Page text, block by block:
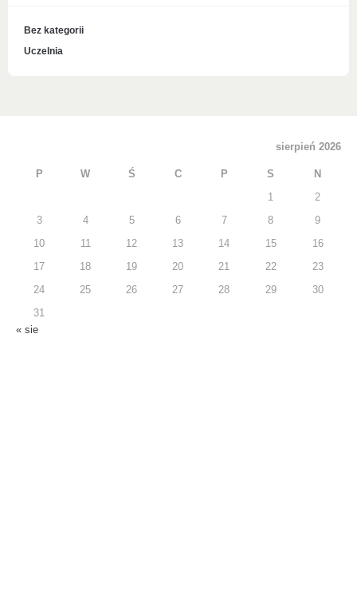
Bez kategorii
Uczelnia
sierpień 2026
P W Ś C P S N
1 2
3 4 5 6 7 8 9
10 11 12 13 14 15 16
17 18 19 20 21 22 23
24 25 26 27 28 29 30
31
« sie